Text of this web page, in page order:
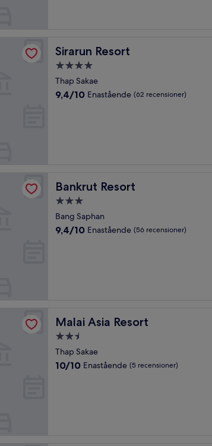
Sirarun Resort
Sirarun Resort
4.0-
stjärnigt
boende
Thap Sakae
9.4
9,4/10 Enastående (62 recensioner)
Bankrut Resort
Bankrut Resort
3.0-
stjärnigt
boende
Bang Saphan
9.4
9,4/10 Enastående (56 recensioner)
Malai Asia Resort
Malai Asia Resort
2.5-
stjärnigt
boende
Thap Sakae
10.0
10/10 Enastående (5 recensioner)